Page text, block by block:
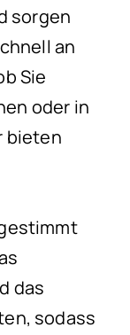
sorgen
an
Sie
oder in
bieten
das
sodass